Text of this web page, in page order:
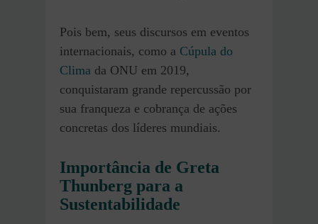
Pois bem, seus discursos em eventos
internacionais, como a Cúpula do
Clima da ONU em 2019,
conquistaram grande repercussão por
sua franqueza e cobrança de ações
concretas dos líderes mundiais.
Importância de Greta
Thunberg para a
Sustentabilidade